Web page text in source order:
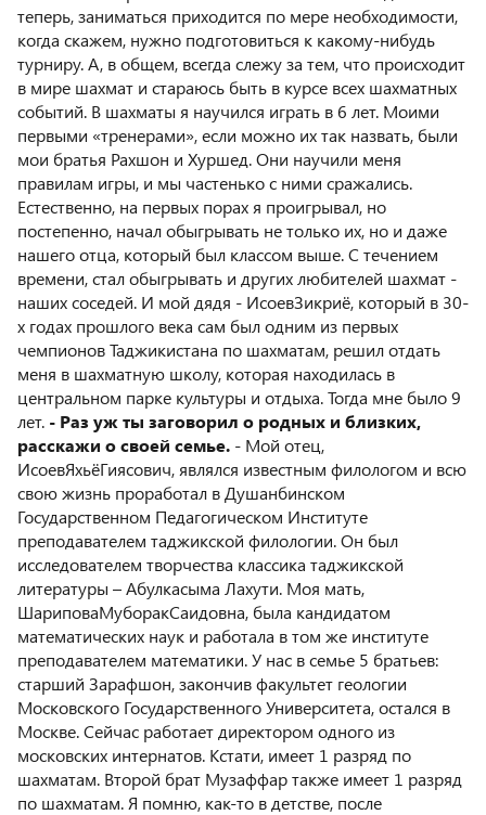
теперь, заниматься приходится по мере необходимости,
когда скажем, нужно подготовиться к какому-нибудь
турниру. А, в общем, всегда слежу за тем, что происходит
в мире шахмат и стараюсь быть в курсе всех шахматных
событий. В шахматы я научился играть в 6 лет. Моими
первыми «тренерами», если можно их так назвать, были
мои братья Рахшон и Хуршед. Они научили меня
правилам игры, и мы частенько с ними сражались.
Естественно, на первых порах я проигрывал, но
постепенно, начал обыгрывать не только их, но и даже
нашего отца, который был классом выше. С течением
времени, стал обыгрывать и других любителей шахмат -
наших соседей. И мой дядя - ИсоевЗикриё, который в 30-
х годах прошлого века сам был одним из первых
чемпионов Таджикистана по шахматам, решил отдать
меня в шахматную школу, которая находилась в
центральном парке культуры и отдыха. Тогда мне было 9
лет. - Раз уж ты заговорил о родных и близких,
расскажи о своей семье. - Мой отец,
ИсоевЯхьёГиясович, являлся известным филологом и всю
свою жизнь проработал в Душанбинском
Государственном Педагогическом Институте
преподавателем таджикской филологии. Он был
исследователем творчества классика таджикской
литературы – Абулкасыма Лахути. Моя мать,
ШариповаМуборакСаидовна, была кандидатом
математических наук и работала в том же институте
преподавателем математики. У нас в семье 5 братьев:
старший Зарафшон, закончив факультет геологии
Московского Государственного Университета, остался в
Москве. Сейчас работает директором одного из
московских интернатов. Кстати, имеет 1 разряд по
шахматам. Второй брат Музаффар также имеет 1 разряд
по шахматам. Я помню, как-то в детстве, после